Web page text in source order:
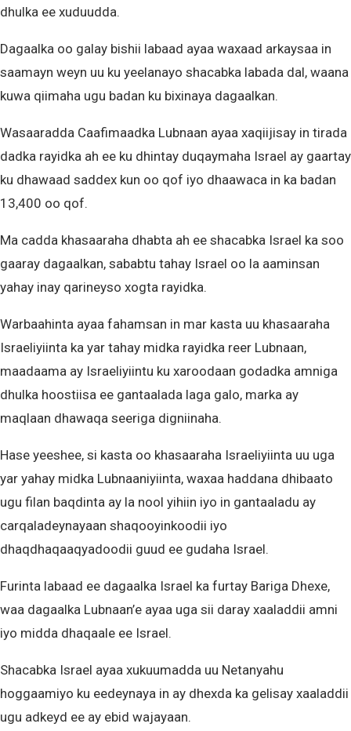
dhulka ee xuduudda.
Dagaalka oo galay bishii labaad ayaa waxaad arkaysaa in
saamayn weyn uu ku yeelanayo shacabka labada dal, waana
kuwa qiimaha ugu badan ku bixinaya dagaalkan.
Wasaaradda Caafimaadka Lubnaan ayaa xaqiijisay in tirada
dadka rayidka ah ee ku dhintay duqaymaha Israel ay gaartay
ku dhawaad saddex kun oo qof iyo dhaawaca in ka badan
13,400 oo qof.
Ma cadda khasaaraha dhabta ah ee shacabka Israel ka soo
gaaray dagaalkan, sababtu tahay Israel oo la aaminsan
yahay inay qarineyso xogta rayidka.
Warbaahinta ayaa fahamsan in mar kasta uu khasaaraha
Israeliyiinta ka yar tahay midka rayidka reer Lubnaan,
maadaama ay Israeliyiintu ku xaroodaan godadka amniga
dhulka hoostiisa ee gantaalada laga galo, marka ay
maqlaan dhawaqa seeriga digniinaha.
Hase yeeshee, si kasta oo khasaaraha Israeliyiinta uu uga
yar yahay midka Lubnaaniyiinta, waxaa haddana dhibaato
ugu filan baqdinta ay la nool yihiin iyo in gantaaladu ay
carqaladeynayaan shaqooyinkoodii iyo
dhaqdhaqaaqyadoodii guud ee gudaha Israel.
Furinta labaad ee dagaalka Israel ka furtay Bariga Dhexe,
waa dagaalka Lubnaan’e ayaa uga sii daray xaaladdii amni
iyo midda dhaqaale ee Israel.
Shacabka Israel ayaa xukuumadda uu Netanyahu
hoggaamiyo ku eedeynaya in ay dhexda ka gelisay xaaladdii
ugu adkeyd ee ay ebid wajayaan.